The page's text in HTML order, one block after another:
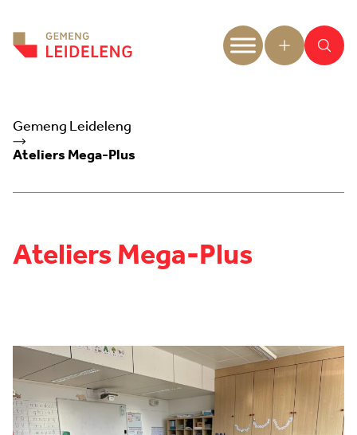
Gemeng Leideleng
Ateliers Mega-Plus
Ateliers Mega-Plus